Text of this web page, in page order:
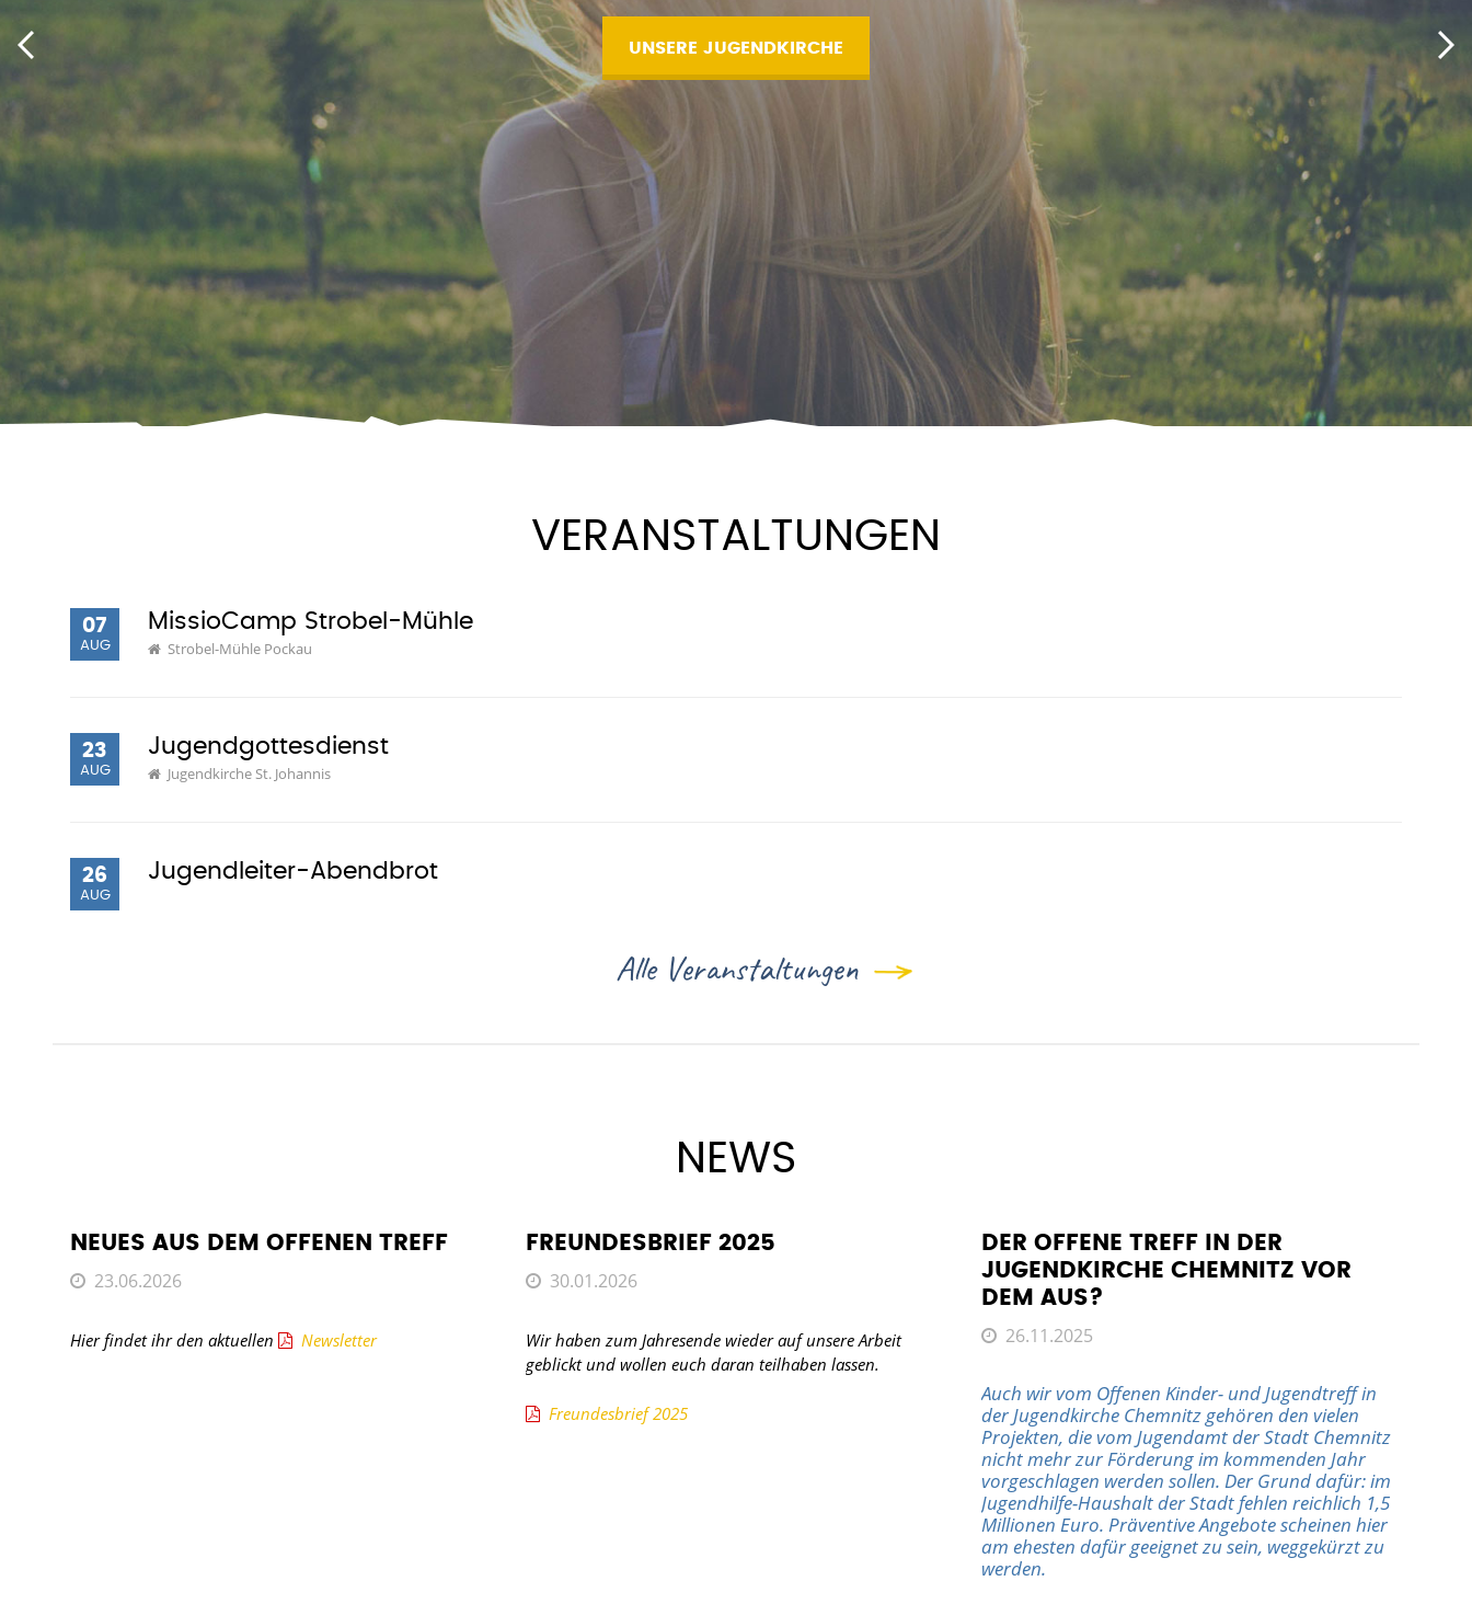
UNSERE JUGENDKIRCHE
VERANSTALTUNGEN
07
AUG
MissioCamp Strobel-Mühle
Strobel-Mühle Pockau
23
AUG
Jugendgottesdienst
Jugendkirche St. Johannis
26
AUG
Jugendleiter-Abendbrot
Alle Veranstaltungen
NEWS
NEUES AUS DEM OFFENEN TREFF
23.06.2026
Hier findet ihr den aktuellen Newsletter
FREUNDESBRIEF 2025
30.01.2026
Wir haben zum Jahresende wieder auf unsere Arbeit
geblickt und wollen euch daran teilhaben lassen.
Freundesbrief 2025
DER OFFENE TREFF IN DER
JUGENDKIRCHE CHEMNITZ VOR
DEM AUS?
26.11.2025
Auch wir vom Offenen Kinder- und Jugendtreff in
der Jugendkirche Chemnitz gehören den vielen
Projekten, die vom Jugendamt der Stadt Chemnitz
nicht mehr zur Förderung im kommenden Jahr
vorgeschlagen werden sollen. Der Grund dafür: im
Jugendhilfe-Haushalt der Stadt fehlen reichlich 1,5
Millionen Euro. Präventive Angebote scheinen hier
am ehesten dafür geeignet zu sein, weggekürzt zu
werden.